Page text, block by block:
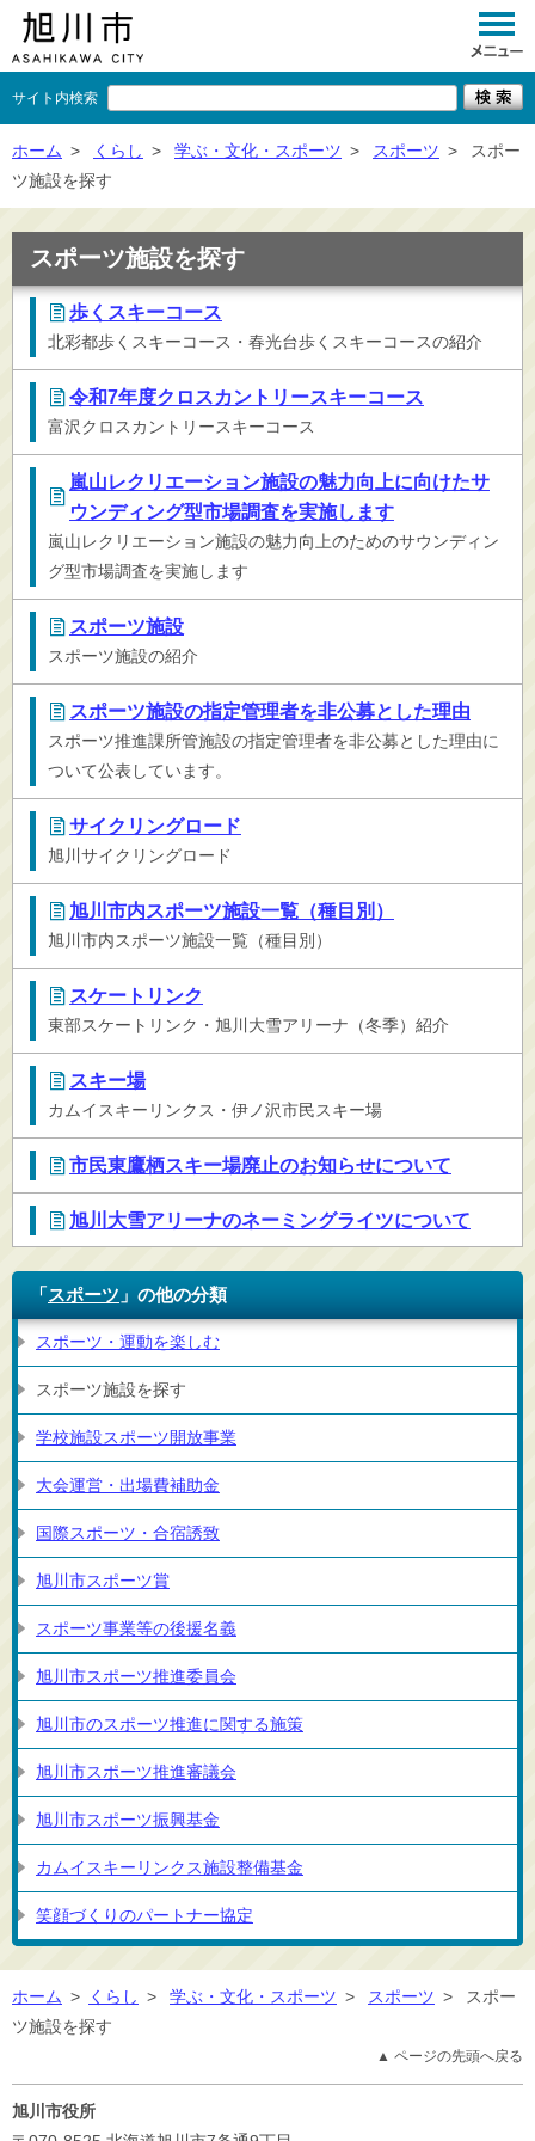
サイト内検索
くらし
事業者向け
施設一覧
市政情報
×
ホーム > くらし > 学ぶ・文化・スポーツ > スポーツ >
スポー
ツ施設を探す
スポーツ施設を探す
歩くスキーコース
北彩都歩くスキーコース・春光台歩くスキーコースの紹介
令和7年度クロスカントリースキーコース
富沢クロスカントリースキーコース
嵐山レクリエーション施設の魅力向上に向けたサ
ウンディング型市場調査を実施します
嵐山レクリエーション施設の魅力向上のためのサウンディン
グ型市場調査を実施します
スポーツ施設
スポーツ施設の紹介
スポーツ施設の指定管理者を非公募とした理由
スポーツ推進課所管施設の指定管理者を非公募とした理由に
ついて公表しています。
サイクリングロード
旭川サイクリングロード
旭川市内スポーツ施設一覧（種目別）
旭川市内スポーツ施設一覧（種目別）
スケートリンク
東部スケートリンク・旭川大雪アリーナ（冬季）紹介
スキー場
カムイスキーリンクス・伊ノ沢市民スキー場
市民東鷹栖スキー場廃止のお知らせについて
旭川大雪アリーナのネーミングライツについて
「スポーツ 」の他の分類
スポーツ・運動を楽しむ
スポーツ施設を探す
学校施設スポーツ開放事業
大会運営・出場費補助金
国際スポーツ・合宿誘致
旭川市スポーツ賞
スポーツ事業等の後援名義
旭川市スポーツ推進委員会
旭川市のスポーツ推進に関する施策
旭川市スポーツ推進審議会
旭川市スポーツ振興基金
カムイスキーリンクス施設整備基金
笑顔づくりのパートナー協定
ホーム > くらし > 学ぶ・文化・スポーツ > スポーツ >
スポー
ツ施設を探す
▲ ページの先頭へ戻る
旭川市役所